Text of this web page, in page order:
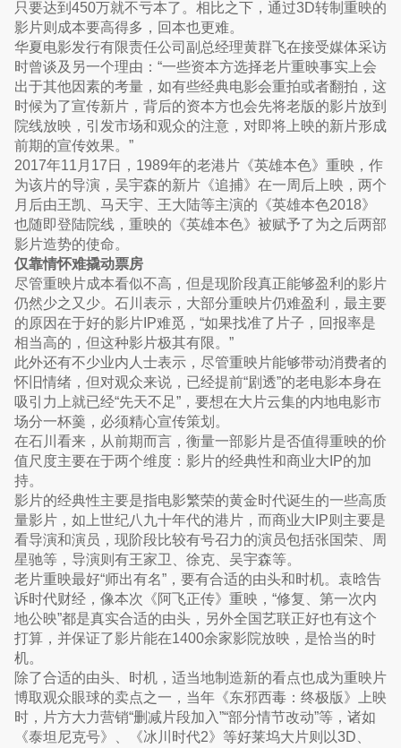
只要达到450万就不亏本了。相比之下，通过3D转制重映的
影片则成本要高得多，回本也更难。
华夏电影发行有限责任公司副总经理黄群飞在接受媒体采访
时曾谈及另一个理由：“一些资本方选择老片重映事实上会
出于其他因素的考量，如有些经典电影会重拍或者翻拍，这
时候为了宣传新片，背后的资本方也会先将老版的影片放到
院线放映，引发市场和观众的注意，对即将上映的新片形成
前期的宣传效果。”
2017年11月17日，1989年的老港片《英雄本色》重映，作
为该片的导演，吴宇森的新片《追捕》在一周后上映，两个
月后由王凯、马天宇、王大陆等主演的《英雄本色2018》
也随即登陆院线，重映的《英雄本色》被赋予了为之后两部
影片造势的使命。
仅靠情怀难撬动票房
尽管重映片成本看似不高，但是现阶段真正能够盈利的影片
仍然少之又少。石川表示，大部分重映片仍难盈利，最主要
的原因在于好的影片IP难觅，“如果找准了片子，回报率是
相当高的，但这种影片极其有限。”
此外还有不少业内人士表示，尽管重映片能够带动消费者的
怀旧情绪，但对观众来说，已经提前“剧透”的老电影本身在
吸引力上就已经“先天不足”，要想在大片云集的内地电影市
场分一杯羹，必须精心宣传策划。
在石川看来，从前期而言，衡量一部影片是否值得重映的价
值尺度主要在于两个维度：影片的经典性和商业大IP的加
持。
影片的经典性主要是指电影繁荣的黄金时代诞生的一些高质
量影片，如上世纪八九十年代的港片，而商业大IP则主要是
看导演和演员，现阶段比较有号召力的演员包括张国荣、周
星驰等，导演则有王家卫、徐克、吴宇森等。
老片重映最好“师出有名”，要有合适的由头和时机。袁晗告
诉时代财经，像本次《阿飞正传》重映，“修复、第一次内
地公映”都是真实合适的由头，另外全国艺联正好也有这个
打算，并保证了影片能在1400余家影院放映，是恰当的时
机。
除了合适的由头、时机，适当地制造新的看点也成为重映片
博取观众眼球的卖点之一，当年《东邪西毒：终极版》上映
时，片方大力营销“删减片段加入”“部分情节改动”等，诸如
《泰坦尼克号》、《冰川时代2》等好莱坞大片则以3D、